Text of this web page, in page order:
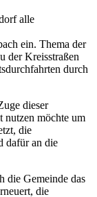
alle
ein. Thema der
der Kreisstraßen
durch
dieser
nutzen möchte um
die
dafür an die
die Gemeinde das
die